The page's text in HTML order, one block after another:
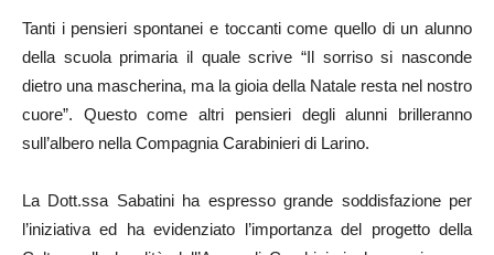
Tanti i pensieri spontanei e toccanti come quello di un alunno
della scuola primaria il quale scrive “Il sorriso si nasconde
dietro una mascherina, ma la gioia della Natale resta nel nostro
cuore”. Questo come altri pensieri degli alunni brilleranno
sull’albero nella Compagnia Carabinieri di Larino.
La Dott.ssa Sabatini ha espresso grande soddisfazione per
l’iniziativa ed ha evidenziato l’importanza del progetto della